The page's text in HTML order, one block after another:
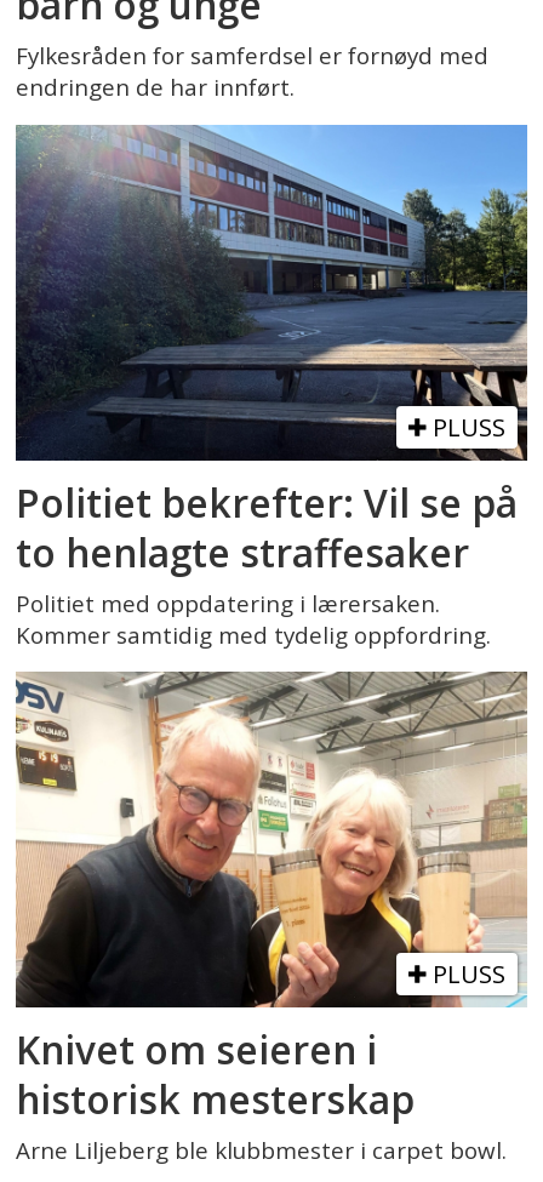
Fylkesråden for samferdsel er fornøyd med
endringen de har innført.
PLUSS
Politiet bekrefter: Vil se på
to henlagte straffesaker
Politiet med oppdatering i lærersaken.
Kommer samtidig med tydelig oppfordring.
PLUSS
Knivet om seieren i
historisk mesterskap
Arne Liljeberg ble klubbmester i carpet bowl.